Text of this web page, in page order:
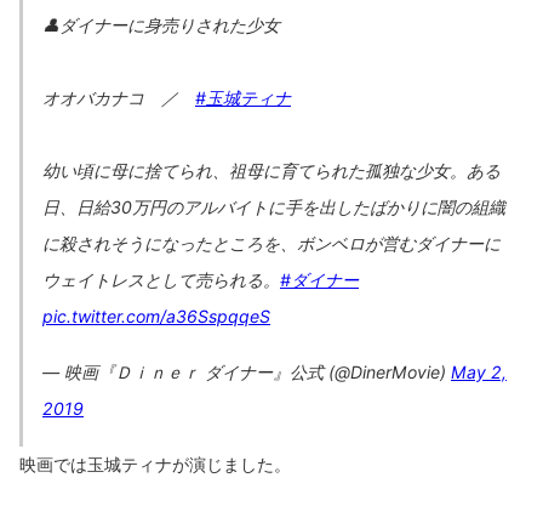
👤ダイナーに身売りされた少女
オオバカナコ ／ #玉城ティナ
幼い頃に母に捨てられ、祖母に育てられた孤独な少女。ある
日、日給30万円のアルバイトに手を出したばかりに闇の組織
に殺されそうになったところを、ボンベロが営むダイナーに
ウェイトレスとして売られる。 #ダイナー
pic.twitter.com/a36SspqqeS
— 映画『Ｄｉｎｅｒ ダイナー』公式 (@DinerMovie) May 2,
2019
映画では玉城ティナが演じました。